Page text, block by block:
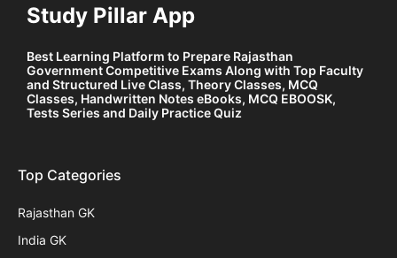
Study Pillar App
Best Learning Platform to Prepare Rajasthan
Government Competitive Exams Along with Top Faculty
and Structured Live Class, Theory Classes, MCQ
Classes, Handwritten Notes eBooks, MCQ EBOOSK,
Tests Series and Daily Practice Quiz
Top Categories
Rajasthan GK
India GK